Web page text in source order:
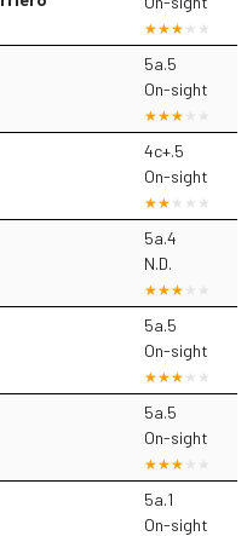
5a.5
On-sight
4c+.5
On-sight
5a.4
N.D.
5a.5
On-sight
5a.5
On-sight
5a.1
On-sight